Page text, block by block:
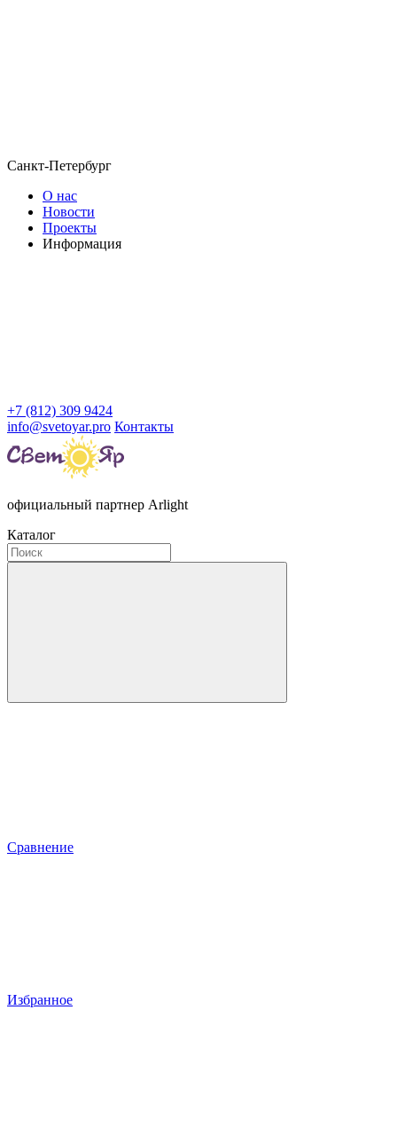
Санкт-Петербург
О нас
Новости
Проекты
Информация
+7 (812) 309 9424
info@svetoyar.pro Контакты
официальный партнер Arlight
Каталог
Сравнение
Избранное